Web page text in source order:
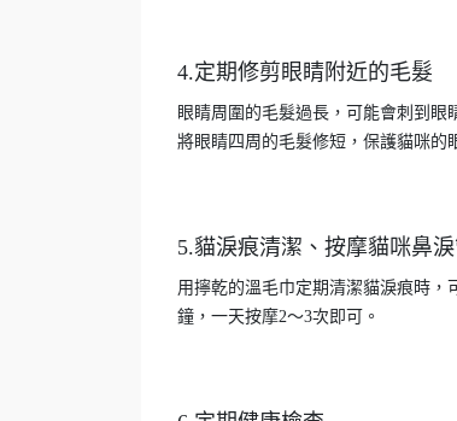
4.定期修剪眼睛附近的毛髮
眼睛周圍的毛髮過長，可能會刺到
將眼睛四周的毛髮修短，保護貓咪的
5.貓淚痕清潔、按摩貓咪鼻
用擰乾的溫毛巾定期清潔貓淚痕時，
鐘，一天按摩2～3次即可。